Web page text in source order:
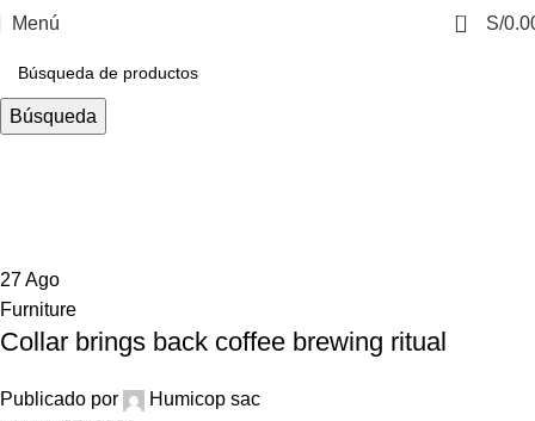
Menú 0 S/
Búsqueda
27Ago
Furniture
Collar brings back coffee brewing ritual
Publicado por
Humicop sac